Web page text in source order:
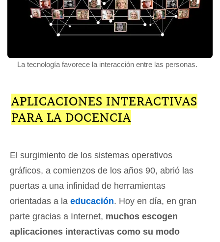
La tecnología favorece la interacción entre las personas.
APLICACIONES INTERACTIVAS
PARA LA DOCENCIA
El surgimiento de los sistemas operativos
gráficos, a comienzos de los años 90, abrió las
puertas a una infinidad de herramientas
orientadas a la educación. Hoy en día, en gran
parte gracias a Internet, muchos escogen
aplicaciones interactivas como su modo